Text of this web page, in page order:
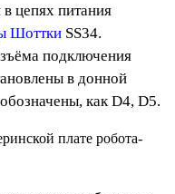
цепях питания
Шоттки SS34.
подключения
в донной
как D4, D5.